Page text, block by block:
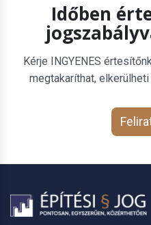
Időben
Kérje INGYENES
megtakaríthat,